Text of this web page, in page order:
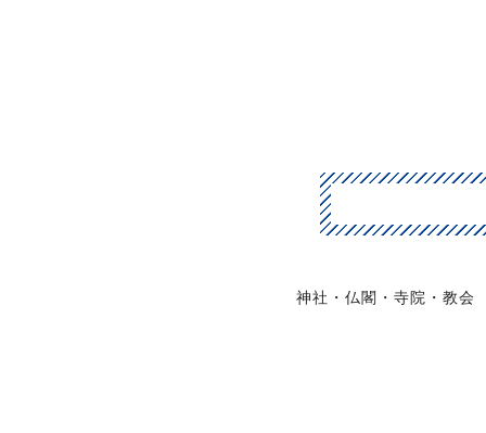
神社・仏閣・寺院・教会